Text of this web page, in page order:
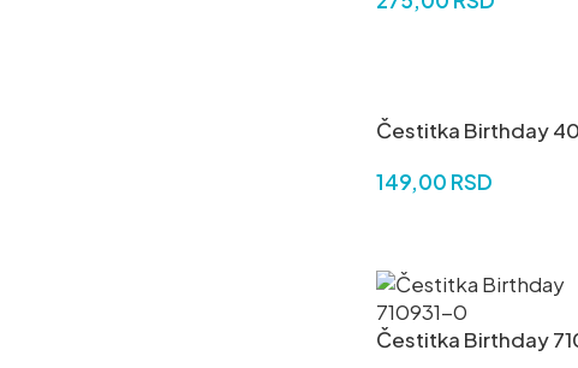
Čestitka Birthday
149,00 RSD
Čestitka Birthday